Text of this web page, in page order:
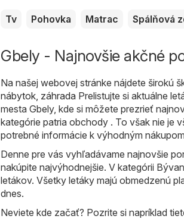
Tv Pohovka Matrac Spálňová
Gbely - Najnovšie akčné
Na našej webovej stránke nájdete širokú
nábytok, záhrada Prelistujte si aktuálne
mesta Gbely, kde si môžete prezrieť
kategórie patria obchody . To však nie je
potrebné informácie k výhodným
Denne pre vás vyhľadávame najnovšie
nakúpite najvýhodnejšie. V kategórii
letákov. Všetky letáky majú obmedzenú
dnes.
Neviete kde začať? Pozrite si napríklad